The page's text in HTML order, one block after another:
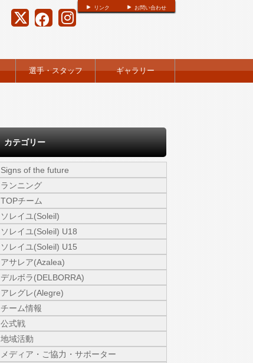
リンク お問い合わせ
選手・スタッフ ギャラリー
カテゴリー
Signs of the future
ランニング
TOPチーム
ソレイユ(Soleil)
ソレイユ(Soleil) U18
ソレイユ(Soleil) U15
アサレア(Azalea)
デルボラ(DELBORRA)
アレグレ(Alegre)
チーム情報
公式戦
地域活動
メディア・ご協力・サポーター